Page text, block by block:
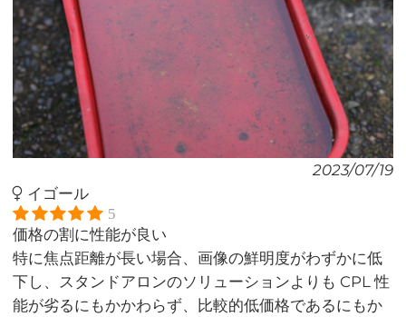
2023/07/19
イゴール
5
価格の割に性能が良い
特に焦点距離が長い場合、画像の鮮明度がわずかに低
下し、スタンドアロンのソリューションよりも CPL 性
能が劣るにもかかわらず、比較的低価格であるにもか